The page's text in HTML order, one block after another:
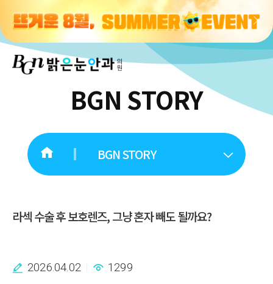
BGN STORY
BGN STORY
라섹 수술 후 보호렌즈, 그냥 혼자 빼도 될까요?
2026.04.02 1299